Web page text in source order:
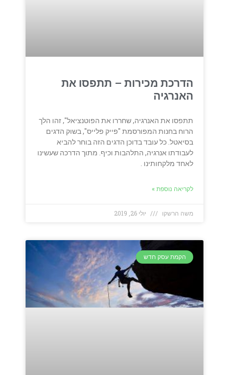
הדרכת מכירות – תתפסו את
האנרגיה
תתפסו את האנרגיה, שחררו את הפוטנציאל", זהו הלך
הרוח בחנות המפורסמת "פייק פלייס", בשוק הדגים
בסיאטל. כל עובד בדוכן הדגים הזה בוחר להביא
לעבודתו אנרגיה, התלהבות וכיף. מתוך הדרכה שעשינו
לאחד מלקחותינו .
לקריאה נוספת »
משה הרשקו יולי 26, 2019
הקמת עסק חדש